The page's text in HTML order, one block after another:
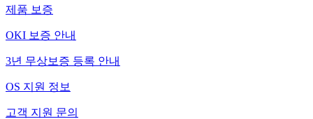
제품 보증
OKI 보증 안내
3년 무상보증 등록 안내
OS 지원 정보
고객 지원 문의